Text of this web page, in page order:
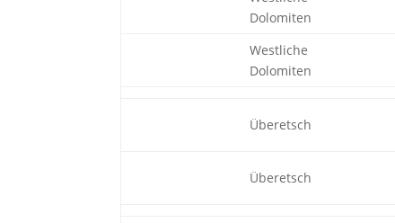
Dolomiten
Westliche
Dolomiten
Überetsch
Überetsch